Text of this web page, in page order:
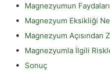
Magnezyumun
Magnezyum Eksikliği
Magnezyum Açısından
Magnezyumla İlgili
Sonuç